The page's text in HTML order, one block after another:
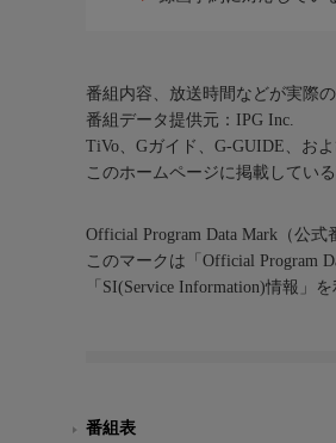
番組内容、放送時間などが実際
番組データ提供元：IPG Inc.
TiVo、Gガイド、G-GUIDE、お
このホームページに掲載してい
Official Program Data Mark（公式
このマークは「Official Program
「SI(Service Information)情報」
番組表